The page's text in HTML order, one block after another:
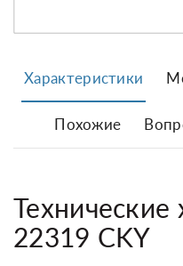
Характеристики
Похожие
Технические
22319 CKY